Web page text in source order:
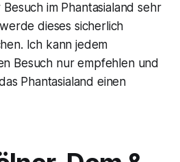
im Phantasialand sehr
dieses sicherlich
Ich kann jedem
Besuch nur empfehlen und
Phantasialand einen